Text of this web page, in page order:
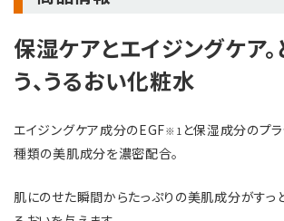
保湿ケアとエイジングケア
う、うるおい化粧水
エイジングケア成分のEGF※1 と保湿成分のプ
種類の美肌成分を濃密配合。
肌にのせた瞬間からたっぷりの美肌成分がすっ